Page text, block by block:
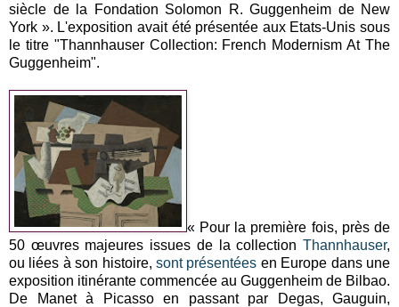
siècle de la Fondation Solomon R. Guggenheim de New
York ». L'exposition avait été présentée aux Etats-Unis sous
le titre "Thannhauser Collection: French Modernism At The
Guggenheim".
« Pour la première fois, près de
50 œuvres majeures issues de la collection Thannhauser,
ou liées à son histoire, sont présentées en Europe dans une
exposition itinérante commencée au Guggenheim de Bilbao.
De Manet à Picasso en passant par Degas, Gauguin,